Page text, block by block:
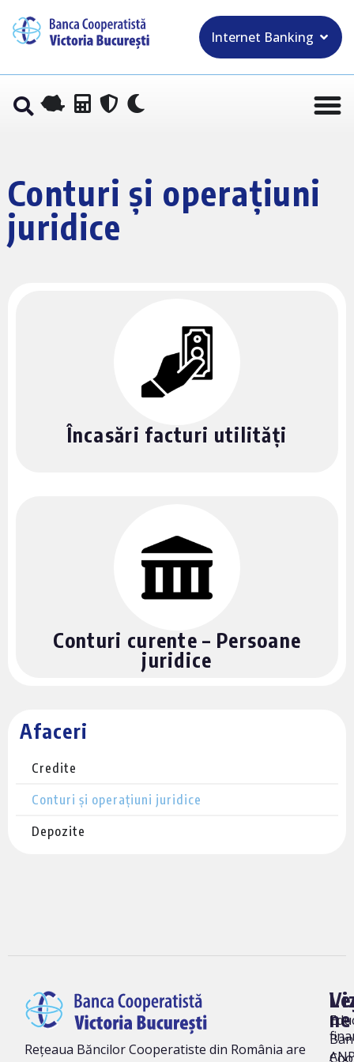
Internet Banking
Conturi și operațiuni
juridice
Afaceri
Credite
Conturi și operațiuni juridice
Depozite
Încasări facturi utilități
Conturi curente – Persoane
juridice
Rețeaua Băncilor Cooperatiste din România are
ne